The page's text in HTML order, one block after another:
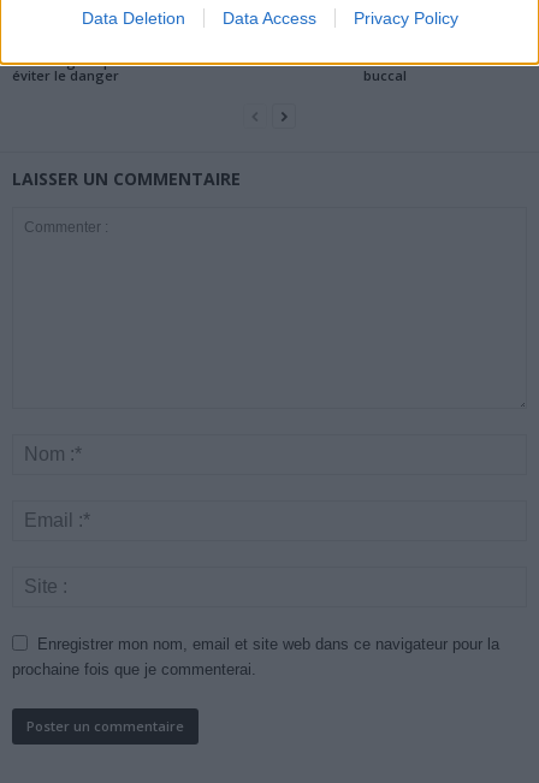
Data Deletion Data Access Privacy Policy
cardiologues pour
éviter le danger
Santé
Éclipse du 12 août :
lunettes de sécurité
Santé
Un chewing-gum
combattre le cancer
buccal
LAISSER UN COMMENTAIRE
Enregistrer mon nom, email et site web dans ce navigateur pour la
prochaine fois que je commenterai.